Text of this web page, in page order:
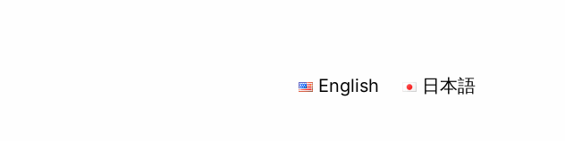
English 日本語